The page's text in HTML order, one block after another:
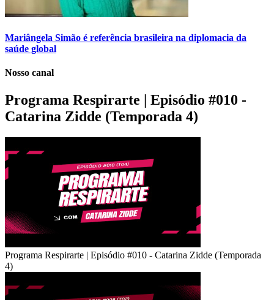
Mariângela Simão é referência brasileira na diplomacia da
saúde global
Nosso canal
Programa Respirarte | Episódio #010 -
Catarina Zidde (Temporada 4)
Programa Respirarte | Episódio #010 - Catarina Zidde (Temporada
4)